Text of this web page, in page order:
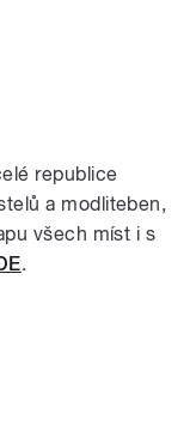
republice
a modliteben,
všech míst i s
.